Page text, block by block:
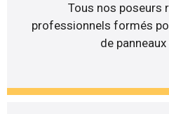
Tous nos poseurs
professionnels formés
de